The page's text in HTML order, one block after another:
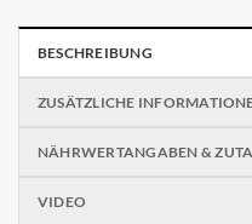
BESCHREIBUNG
ZUSÄTZLICHE
NÄHRWERTANGABEN &
VIDEO